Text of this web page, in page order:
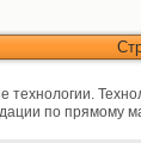
по прямому